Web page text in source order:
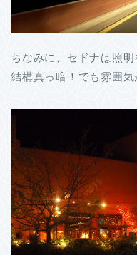
ちなみに、セドナは照
結構真っ暗！でも雰囲気